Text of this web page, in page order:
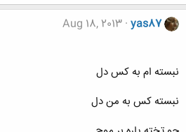
yas87
Aug 18, 2013
نبسته ام به کس دل
نبسته کس به من دل